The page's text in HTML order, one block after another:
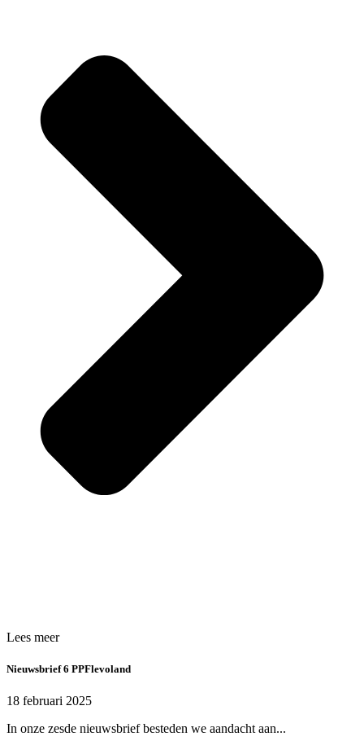
Lees meer
Nieuwsbrief 6 PPFlevoland
18 februari 2025
In onze zesde nieuwsbrief besteden we aandacht aan...